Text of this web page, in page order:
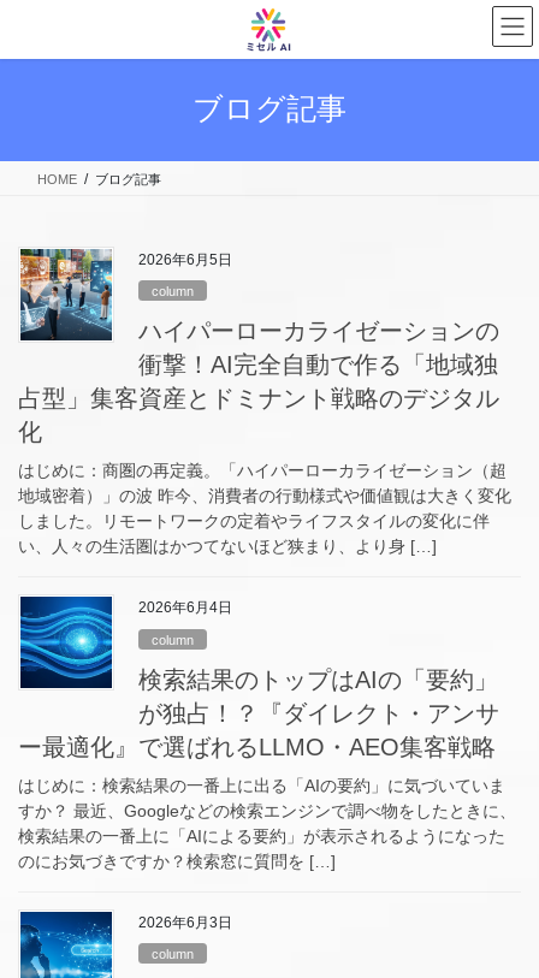
テ
ス
ゲ
ン
ブログ記事
HOME ブログ記事
2026年6月5日
column
ハイパーローカライゼーションの
衝撃！AI完全自動で作る「地域独
占型」集客資産とドミナント戦略のデジタル
化
はじめに：商圏の再定義。「ハイパーローカライゼーション（超
地域密着）」の波 昨今、消費者の行動様式や価値観は大きく変化
しました。リモートワークの定着やライフスタイルの変化に伴
い、人々の生活圏はかつてないほど狭まり、より身 […]
2026年6月4日
column
検索結果のトップはAIの「要約」
が独占！？『ダイレクト・アンサ
ー最適化』で選ばれるLLMO・AEO集客戦略
はじめに：検索結果の一番上に出る「AIの要約」に気づいていま
すか？ 最近、Googleなどの検索エンジンで調べ物をしたときに、
検索結果の一番上に「AIによる要約」が表示されるようになった
のにお気づきですか？検索窓に質問を […]
2026年6月3日
column